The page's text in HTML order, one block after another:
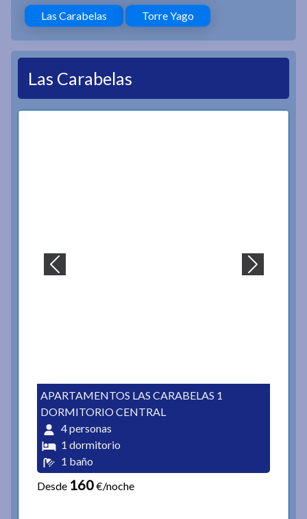
Las Carabelas
Torre Yago
Las Carabelas
APARTAMENTOS LAS CARABELAS 1
DORMITORIO CENTRAL
4 personas
1 dormitorio
1 baño
Desde 160€/noche